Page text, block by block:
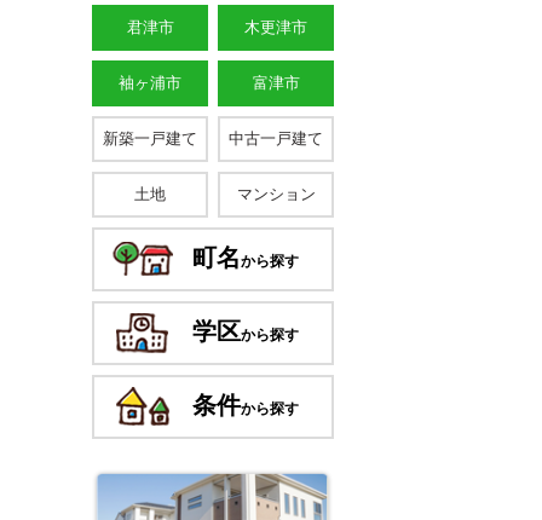
君津市 木更津市
袖ヶ浦市 富津市
新築一戸建て 中古一戸建て
土地 マンション
町名から探す
学区から探す
条件から探す